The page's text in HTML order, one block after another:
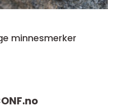
minnesmerker
no